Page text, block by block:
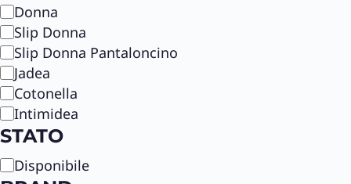
C
a
t
e
g
o
r
i
a
Donna
Slip Donna
Slip Donna Pantaloncino
Jadea
Cotonella
Intimidea
STATO
S Disponibile